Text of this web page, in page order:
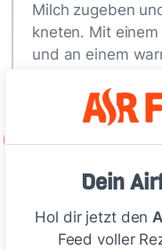
Dein
Hol dir jetzt den
Feed voller
Milch zugeben
kneten. Mit
und an einem
Den Teig auf die
Deine Notizen